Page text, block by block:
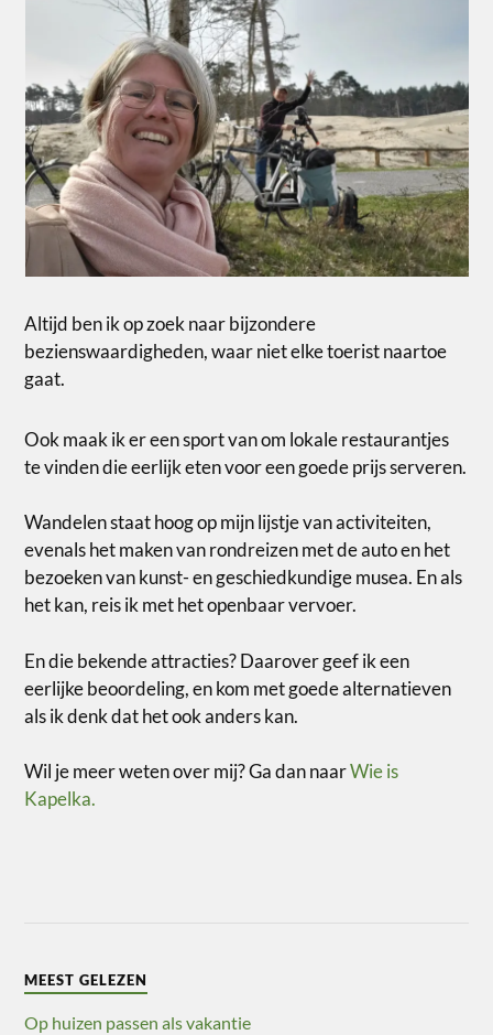
Altijd ben ik op zoek naar bijzondere
bezienswaardigheden, waar niet elke toerist naartoe
gaat.
Ook maak ik er een sport van om lokale restaurantjes
te vinden die eerlijk eten voor een goede prijs serveren.
Wandelen staat hoog op mijn lijstje van activiteiten,
evenals het maken van rondreizen met de auto en het
bezoeken van kunst- en geschiedkundige musea. En als
het kan, reis ik met het openbaar vervoer.
En die bekende attracties? Daarover geef ik een
eerlijke beoordeling, en kom met goede alternatieven
als ik denk dat het ook anders kan.
Wil je meer weten over mij? Ga dan naarWie is
Kapelka.
MEEST GELEZEN
Op huizen passen als vakantie